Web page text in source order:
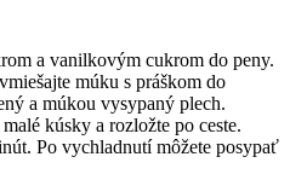
a vanilkovým cukrom do peny.
múku s práškom do
a múkou vysypaný plech.
kúsky a rozložte po ceste.
Po vychladnutí môžete posypať